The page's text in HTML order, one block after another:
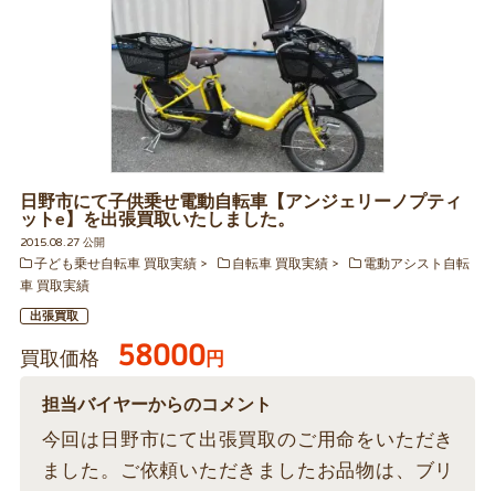
日野市にて子供乗せ電動自転車【アンジェリーノプティ
ットe】を出張買取いたしました。
2015.08.27 公開
子ども乗せ自転車 買取実績
自転車 買取実績
電動アシスト自転
車 買取実績
出張買取
買取価格 58000円
担当バイヤーからのコメント
今回は日野市にて出張買取のご用命をいただき
ました。ご依頼いただきましたお品物は、ブリ